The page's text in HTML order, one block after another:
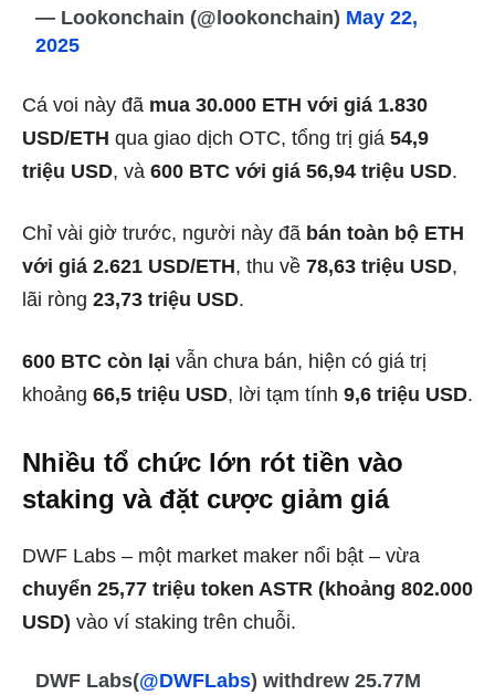
— Lookonchain (@lookonchain) May 22,
2025
Cá voi này đã mua 30.000 ETH với giá 1.830
USD/ETH qua giao dịch OTC, tổng trị giá 54,9
triệu USD, và 600 BTC với giá 56,94 triệu USD.
Chỉ vài giờ trước, người này đã bán toàn bộ ETH
với giá 2.621 USD/ETH, thu về 78,63 triệu USD,
lãi ròng 23,73 triệu USD.
600 BTC còn lại vẫn chưa bán, hiện có giá trị
khoảng 66,5 triệu USD, lời tạm tính 9,6 triệu USD.
Nhiều tổ chức lớn rót tiền vào
staking và đặt cược giảm giá
DWF Labs – một market maker nổi bật – vừa
chuyển 25,77 triệu token ASTR (khoảng 802.000
USD) vào ví staking trên chuỗi.
DWF Labs(@DWFLabs) withdrew 25.77M